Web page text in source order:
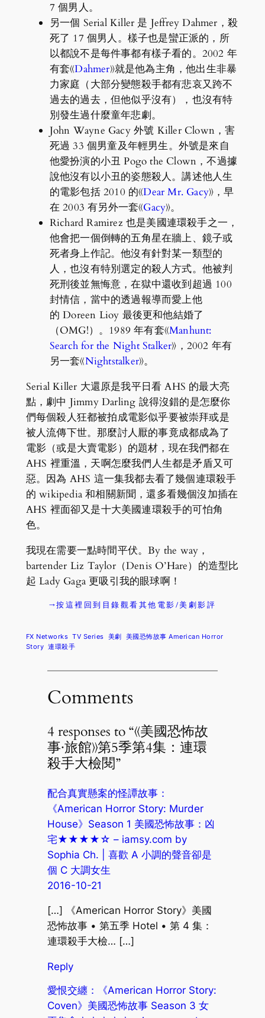
7 個男人。
另一個 Serial Killer 是 Jeffrey Dahmer，殺
死了 17 個男人。樣子也是蠻正派的，所
以都說不是每件事都有樣子看的。2002 年
有套《Dahmer》就是他為主角，他出生非暴
力家庭（大部分變態殺手都有悲哀又跨不
過去的過去，但他似乎沒有），也沒有特
別發生過什麼童年悲劇。
John Wayne Gacy 外號 Killer Clown，害
死過 33 個男童及年輕男生。外號是來自
他愛扮演的小丑 Pogo the Clown，不過據
說他沒有以小丑的姿態殺人。講述他人生
的電影包括 2010 的《Dear Mr. Gacy》，早
在 2003 有另外一套《Gacy》。
Richard Ramirez 也是美國連環殺手之一，
他會把一個倒轉的五角星在牆上、鏡子或
死者身上作記。他沒有針對某一類型的
人，也沒有特別選定的殺人方式。他被判
死刑後並無悔意，在獄中還收到超過 100
封情信，當中的透過報導而愛上他
的 Doreen Lioy 最後更和他結婚了
（OMG!）。1989 年有套《Manhunt:
Search for the Night Stalker》，2002 年有
另一套《Nightstalker》。
Serial Killer 大還原是我平日看 AHS 的最大亮
點，劇中 Jimmy Darling 說得沒錯的是怎麼你
們每個殺人狂都被拍成電影似乎要被崇拜或是
被人流傳下世。那麼討人厭的事竟成都成為了
電影（或是大賣電影）的題材，現在我們都在
AHS 裡重溫，天啊怎麼我們人生都是矛盾又可
惡。因為 AHS 這一集我都去看了幾個連環殺手
的 wikipedia 和相關新聞，還多看幾個沒加插在
AHS 裡面卻又是十大美國連環殺手的可怕角
色。
我現在需要一點時間平伏。By the way，
bartender Liz Taylor（Denis O’Hare）的造型比
起 Lady Gaga 更吸引我的眼球啊！
→按這裡回到目錄觀看其他電影/美劇影評
FX Networks TV Series 美劇
美國恐怖故事 American Horror
Story 連環殺手
Comments
4 responses to “《美國恐怖故
事·旅館》第5季第4集：連環
殺手大檢閱”
配合真實懸案的怪譚故事：
《American Horror Story: Murder
House》Season 1 美國恐怖故事：凶
宅★★★★☆ – iamsy.com by
Sophia Ch. | 喜歡 A 小調的聲音卻是
個 C 大調女生
2016-10-21
[…] 《American Horror Story》美國
恐怖故事 • 第五季 Hotel • 第 4 集：
連環殺手大檢… […]
Reply
愛恨交纏：《American Horror Story:
Coven》美國恐怖故事 Season 3 女